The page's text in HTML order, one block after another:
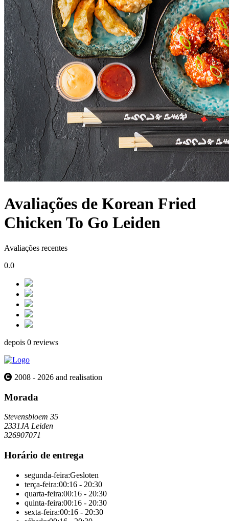
Avaliações de Korean Fried
Chicken To Go Leiden
Avaliações recentes
0.0
depois 0 reviews
2008 - 2026 and realisation
Morada
Stevensbloem 35
2331JA Leiden
326907071
Horário de entrega
segunda-feira:Gesloten
terça-feira:00:16 - 20:30
quarta-feira:00:16 - 20:30
quinta-feira:00:16 - 20:30
sexta-feira:00:16 - 20:30